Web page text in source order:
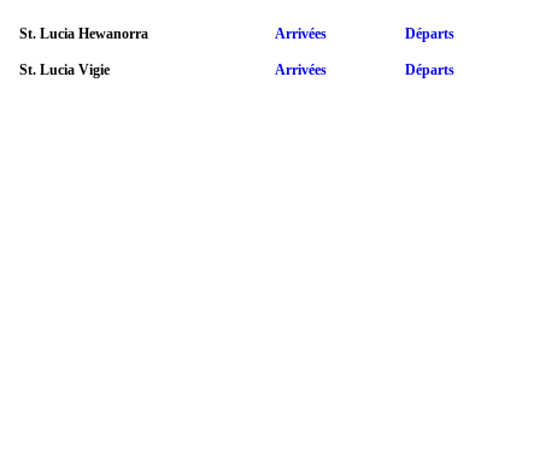
St. Lucia Hewanorra Arrivées Départs
St. Lucia Vigie Arrivées Départs